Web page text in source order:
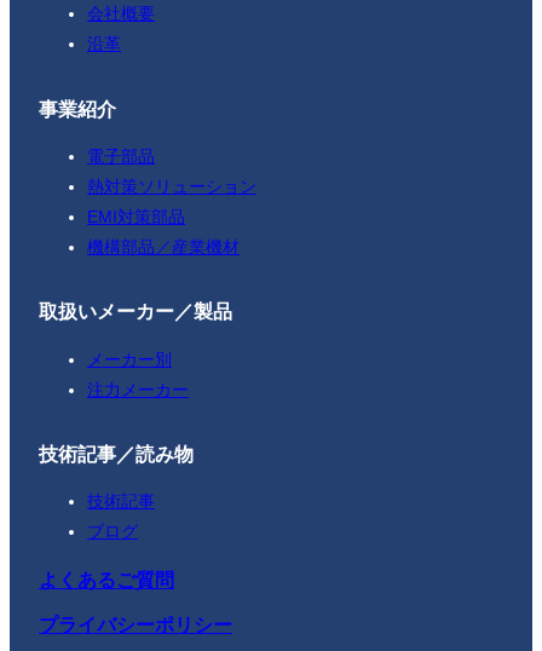
会社概要
沿革
事業紹介
電子部品
熱対策ソリューション
EMI対策部品
機構部品／産業機材
取扱いメーカー／製品
メーカー別
注力メーカー
技術記事／読み物
技術記事
ブログ
よくあるご質問
プライバシーポリシー